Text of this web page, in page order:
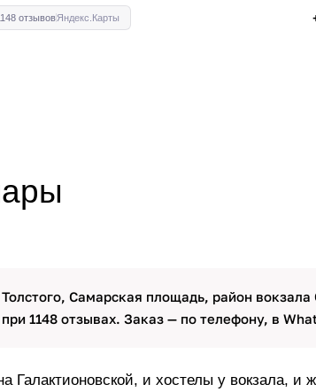
отзывов Яндекс.Карты
Самарская площадь, район
1148 отзывах. Заказ — по телефону, в
и хостелы у вокзала, и